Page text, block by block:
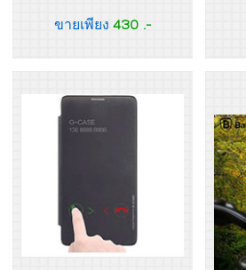
ขายเพียง 430 .-